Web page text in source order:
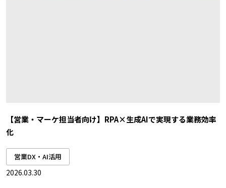
【営業・マーケ担当者向け】RPA×生成AIで実現する業務効率
化
営業DX・AI活用
2026.03.30